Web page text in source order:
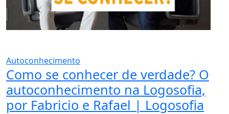
Autoconhecimento
Como se conhecer de verdade? O
autoconhecimento na Logosofia,
por Fabricio e Rafael | Logosofia